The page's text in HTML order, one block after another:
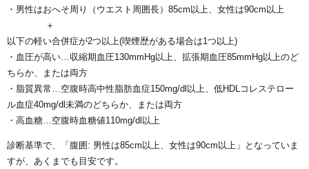
・男性はおへそ周り（ウエスト周囲長）85cm以上、女性は90cm以上
＋
以下の軽い合併症が2つ以上(喫煙歴がある場合は1つ以上)
・血圧が高い…収縮期血圧130mmHg以上、拡張期血圧85mmHg以上のど
ちらか、または両方
・脂質異常…空腹時高中性脂肪血症150mg/dl以上、低HDLコレステロー
ル血症40mg/dl未満のどちらか、または両方
・高血糖…空腹時血糖値110mg/dl以上
診断基準で、「腹囲: 男性は85cm以上、女性は90cm以上」となっていま
すが、あくまでも目安です。